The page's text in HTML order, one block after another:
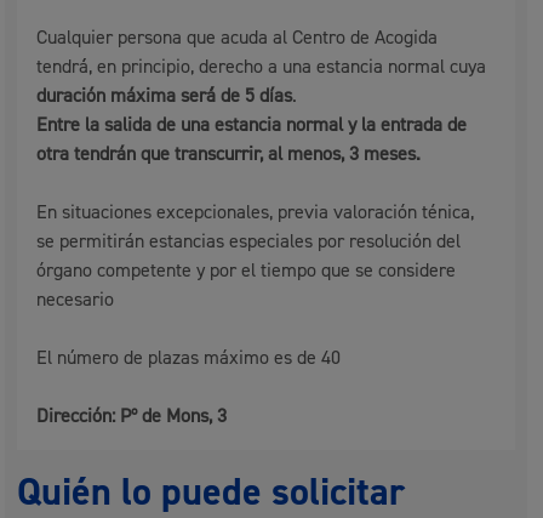
Cualquier persona que acuda al Centro de Acogida
tendrá́, en principio, derecho a una estancia normal cuya
duración máxima será ́de 5 días.
Entre la salida de una estancia normal y la entrada de
otra tendrán que transcurrir, al menos, 3 meses.
En situaciones excepcionales, previa valoración ténica,
se permitirán estancias especiales por resolución del
órgano competente y por el tiempo que se considere
necesario
El número de plazas máximo es de 40
Dirección: Pº de Mons, 3
Quién lo puede solicitar